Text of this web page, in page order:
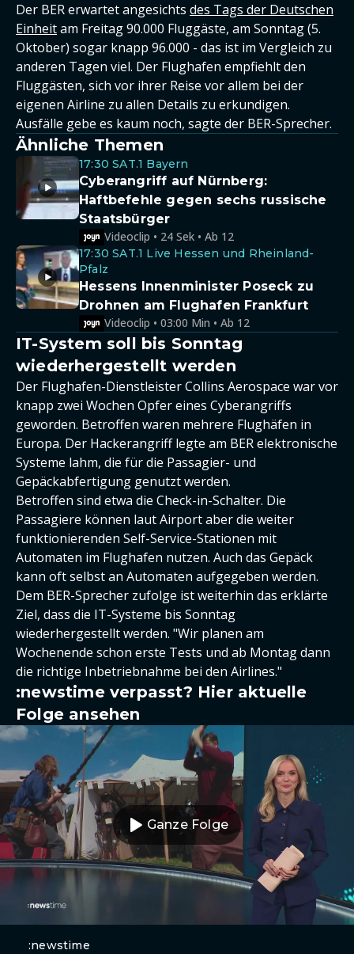
Der BER erwartet angesichts des Tags der Deutschen
Einheitam Freitag 90.000 Fluggäste, am Sonntag (5.
Oktober) sogar knapp 96.000 - das ist im Vergleich zu
anderen Tagen viel. Der Flughafen empfiehlt den
Fluggästen, sich vor ihrer Reise vor allem bei der
eigenen Airline zu allen Details zu erkundigen.
Ausfälle gebe es kaum noch, sagte der BER-Sprecher.
Ähnliche Themen
17:30 SAT.1 Bayern
Cyberangriff auf Nürnberg:
Haftbefehle gegen sechs russische
Staatsbürger
Videoclip • 24 Sek • Ab 12
17:30 SAT.1 Live Hessen und Rheinland-
Pfalz
Hessens Innenminister Poseck zu
Drohnen am Flughafen Frankfurt
Videoclip • 03:00 Min • Ab 12
IT-System soll bis Sonntag
wiederhergestellt werden
Der Flughafen-Dienstleister Collins Aerospace war vor
knapp zwei Wochen Opfer eines Cyberangriffs
geworden. Betroffen waren mehrere Flughäfen in
Europa. Der Hackerangriff legte am BER elektronische
Systeme lahm, die für die Passagier- und
Gepäckabfertigung genutzt werden.
Betroffen sind etwa die Check-in-Schalter. Die
Passagiere können laut Airport aber die weiter
funktionierenden Self-Service-Stationen mit
Automaten im Flughafen nutzen. Auch das Gepäck
kann oft selbst an Automaten aufgegeben werden.
Dem BER-Sprecher zufolge ist weiterhin das erklärte
Ziel, dass die IT-Systeme bis Sonntag
wiederhergestellt werden. "Wir planen am
Wochenende schon erste Tests und ab Montag dann
die richtige Inbetriebnahme bei den Airlines."
:newstime verpasst? Hier aktuelle
Folge ansehen
Ganze Folge
:newstime